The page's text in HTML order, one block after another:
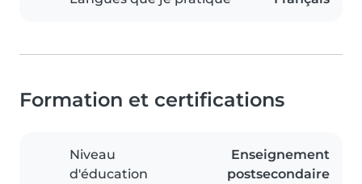
Formation et certifications
Niveau
d'éducation
Enseignement
postsecondaire